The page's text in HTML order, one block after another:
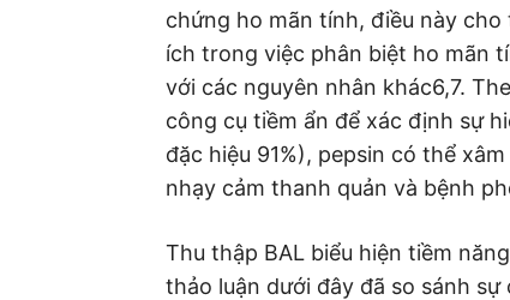
chứng ho mãn tính, điều này
ích trong việc phân biệt ho mãn
với các nguyên nhân khác6,7.
công cụ tiềm ẩn để xác định sự
đặc hiệu 91%), pepsin có thể
nhạy cảm thanh quản và bệnh
Thu thập BAL biểu hiện tiềm
thảo luận dưới đây đã so sánh